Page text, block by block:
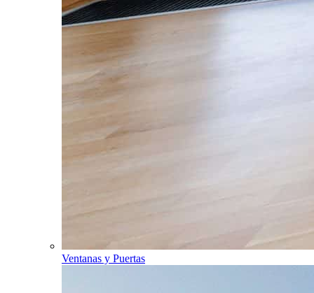
Ventanas y Puertas